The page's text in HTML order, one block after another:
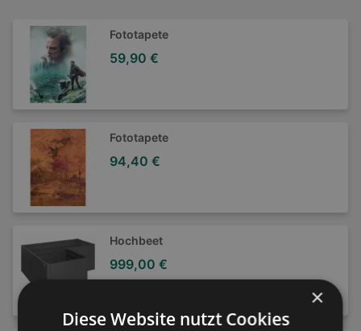
Fototapete
59,90 €
Fototapete
94,40 €
Hochbeet
999,00 €
×
Diese Website nutzt Cookies